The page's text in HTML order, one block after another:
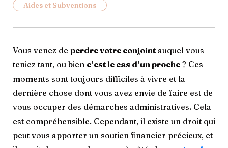
Aides et Subventions
Vous venez de perdre votre conjoint auquel vous
teniez tant, ou bien c’est le cas d’un proche ? Ces
moments sont toujours difficiles à vivre et la
dernière chose dont vous avez envie de faire est de
vous occuper des démarches administratives. Cela
est compréhensible. Cependant, il existe un droit qui
peut vous apporter un soutien financier précieux, et